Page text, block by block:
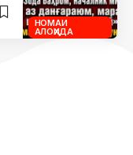
НОМАИ
АЛОҲИДА